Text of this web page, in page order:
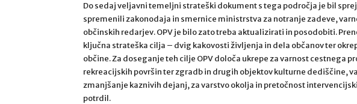
Do sedaj veljavni temeljni strateški dokument s tega področja je bil
spremenili zakonodaja in smernice ministrstva za notranje zadeve,
občinskih redarjev. OPV je bilo zato treba aktualizirati in posodobiti.
ključna strateška cilja – dvig kakovosti življenja in dela občanov ter
občine. Za doseganje teh cilje OPV določa ukrepe za varnost cestnega
rekreacijskih površin ter zgradb in drugih objektov kulturne dediščine,
zmanjšanje kaznivih dejanj, za varstvo okolja in pretočnost
potrdil.